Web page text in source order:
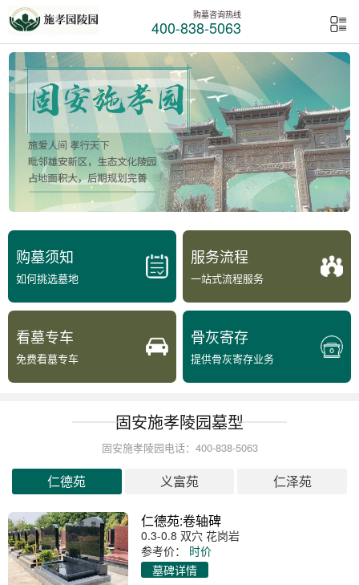
购墓咨询热线
400-838-5063
购墓须知
如何挑选墓地
服务流程
一站式流程服务
看墓专车
免费看墓专车
骨灰寄存
提供骨灰寄存业务
固安施孝陵园墓型
固安施孝陵园电话：400-838-5063
仁德苑 义富苑 仁泽苑
仁德苑:卷轴碑
0.3-0.8 双穴 花岗岩
参考价：
时价
墓碑详情